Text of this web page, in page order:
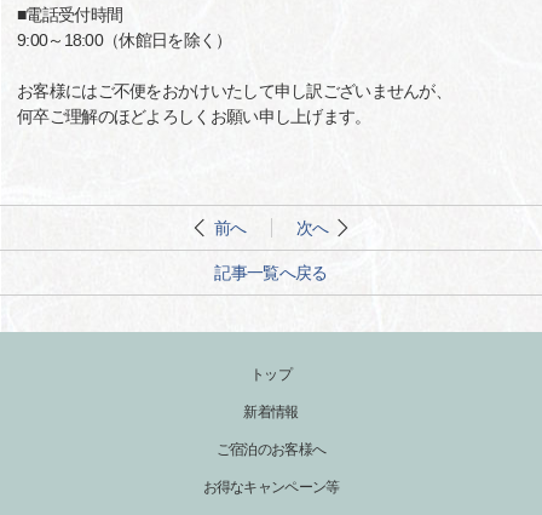
■電話受付時間
9:00～18:00（休館日を除く）
お客様にはご不便をおかけいたして申し訳ございませんが、
何卒ご理解のほどよろしくお願い申し上げます。
前へ 次へ
記事一覧へ戻る
トップ
新着情報
ご宿泊のお客様へ
お得なキャンペーン等